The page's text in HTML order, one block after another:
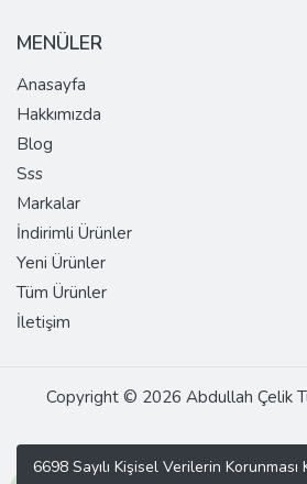
MENÜLER
Anasayfa
Hakkımızda
Blog
Sss
Markalar
İndirimli Ürünler
Yeni Ürünler
Tüm Ürünler
İletişim
Copyright © 2026 Abdullah Çelik
6698 Sayılı Kişisel Verilerin Korunması